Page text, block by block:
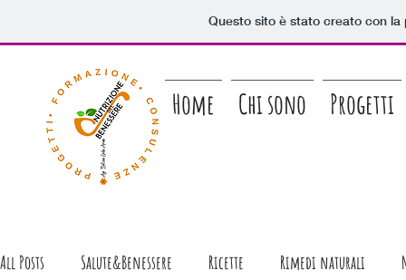
Questo sito è stato creato con
Home Chi sono Progetti
All Posts Salute&Benessere Ricette Rimedi naturali